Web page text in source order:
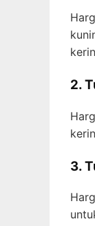
2.
3.